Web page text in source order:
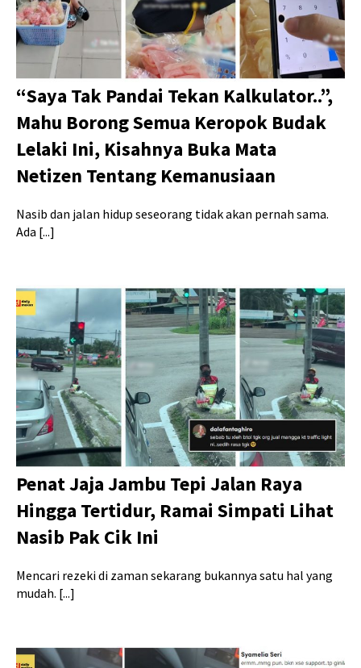
“Saya Tak Pandai Tekan Kalkulator..”,
Mahu Borong Semua Keropok Budak
Lelaki Ini, Kisahnya Buka Mata
Netizen Tentang Kemanusiaan
Nasib dan jalan hidup seseorang tidak akan pernah sama.
Ada [...]
Penat Jaja Jambu Tepi Jalan Raya
Hingga Tertidur, Ramai Simpati Lihat
Nasib Pak Cik Ini
Mencari rezeki di zaman sekarang bukannya satu hal yang
mudah. [...]